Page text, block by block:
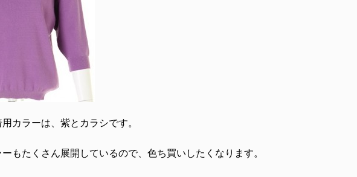
カラーは、紫とカラシです。
もたくさん展開しているので、色ち買いしたくなります。